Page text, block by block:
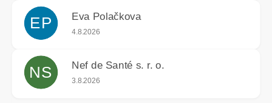
EP Eva Polačkova
Hodnotenie obchodu je 5 z 5 hviezdičiek.
4.8.2026
NS Nef de Santé s. r. o.
Hodnotenie obchodu je 5 z 5 hviezdičiek.
3.8.2026